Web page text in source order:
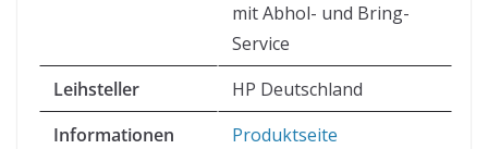
mit Abhol- und Bring-
Service
Leihsteller
HP Deutschland
Informationen
Produktseite